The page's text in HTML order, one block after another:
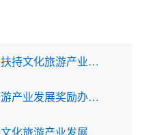
音频解读：关于《会同县扶持文化旅游产业发展奖励办法》的解读
关于《会同县扶持文化旅游产业发展奖励办法》的解读
图解：关于《会同县扶持文化旅游产业发展奖励办法》的解读的解读